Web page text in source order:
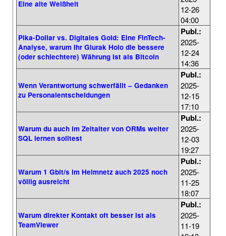
Eine alte Weißheit
12-26
04:00
Pika-Dollar vs. Digitales Gold: Eine FinTech-
Analyse, warum Ihr Glurak Holo die bessere
(oder schlechtere) Währung ist als Bitcoin
Publ.:
2025-
12-24
14:36
Wenn Verantwortung schwerfällt – Gedanken
zu Personalentscheidungen
Publ.:
2025-
12-15
17:10
Warum du auch im Zeitalter von ORMs weiter
SQL lernen solltest
Publ.:
2025-
12-03
19:27
Warum 1 Gbit/s im Heimnetz auch 2025 noch
völlig ausreicht
Publ.:
2025-
11-25
18:07
Warum direkter Kontakt oft besser ist als
TeamViewer
Publ.:
2025-
11-19